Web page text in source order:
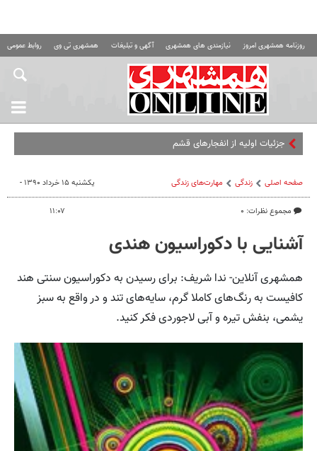
روزنامه همشهری امروز نیازمندی های همشهری آگهی و تبلیغات همشهری تی وی روابط عمومی
جزئیات اولیه از انفجارهای قشم
صفحه اصلی زندگی مهارت‌های زندگی
مجموع نظرات: ۰
یکشنبه ۱۵ خرداد ۱۳۹۰ -
۱۱:۰۷
آشنایی با دکوراسیون هندی
همشهری آنلاین- ندا شریف: برای رسیدن به دکوراسیون سنتی هند
کافیست به رنگ‌های کاملا گرم، سایه‌های تند و در واقع به سبز
یشمی، بنفش تیره و آبی لاجوردی فکر کنید.